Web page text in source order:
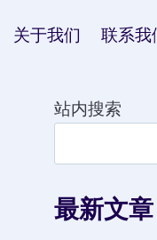
关于我们 联系我
站内搜索
最新文章